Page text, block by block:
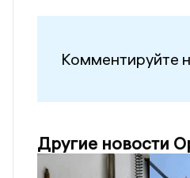
Комментируйте
Другие новости